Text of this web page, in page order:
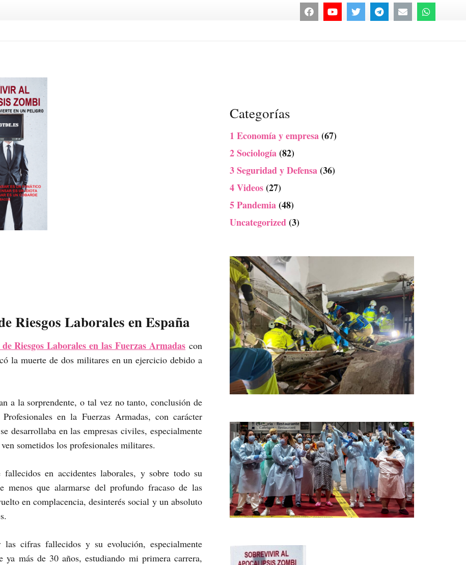
Riesgos Laborales en España
Riesgos Laborales en las Fuerzas Armadas con
la muerte de dos militares en un ejercicio debido a
a la sorprendente, o tal vez no tanto, conclusión de
en la Fuerzas Armadas, con carácter
desarrollaba en las empresas civiles, especialmente
sometidos los profesionales militares.
en accidentes laborales, y sobre todo su
que alarmarse del profundo fracaso de las
en complacencia, desinterés social y un absoluto
cifras fallecidos y su evolución, especialmente
ya más de 30 años, estudiando mi primera carrera,
Categorías
1 Economía y empresa(67)
2 Sociología(82)
3 Seguridad y Defensa(36)
4 Videos(27)
5 Pandemia(48)
Uncategorized(3)